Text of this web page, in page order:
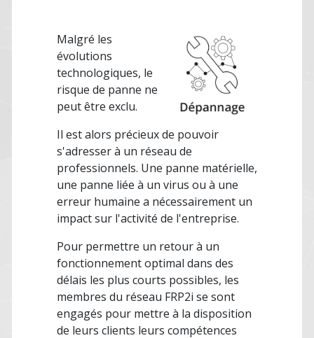
Malgré les
évolutions
technologiques, le
risque de panne ne
peut être exclu.
Il est alors précieux de pouvoir
s'adresser à un réseau de
professionnels. Une panne matérielle,
une panne liée à un virus ou à une
erreur humaine a nécessairement un
impact sur l'activité de l'entreprise.
Pour permettre un retour à un
fonctionnement optimal dans des
délais les plus courts possibles, les
membres du réseau FRP2i se sont
engagés pour mettre à la disposition
de leurs clients leurs compétences